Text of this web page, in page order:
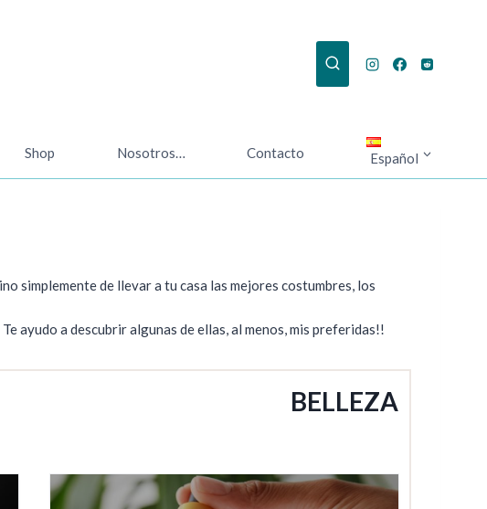
Shop Nosotros… Contacto Español
simplemente de llevar a tu casa las mejores costumbres, los
ayudo a descubrir algunas de ellas, al menos, mis preferidas!!
BELLEZA